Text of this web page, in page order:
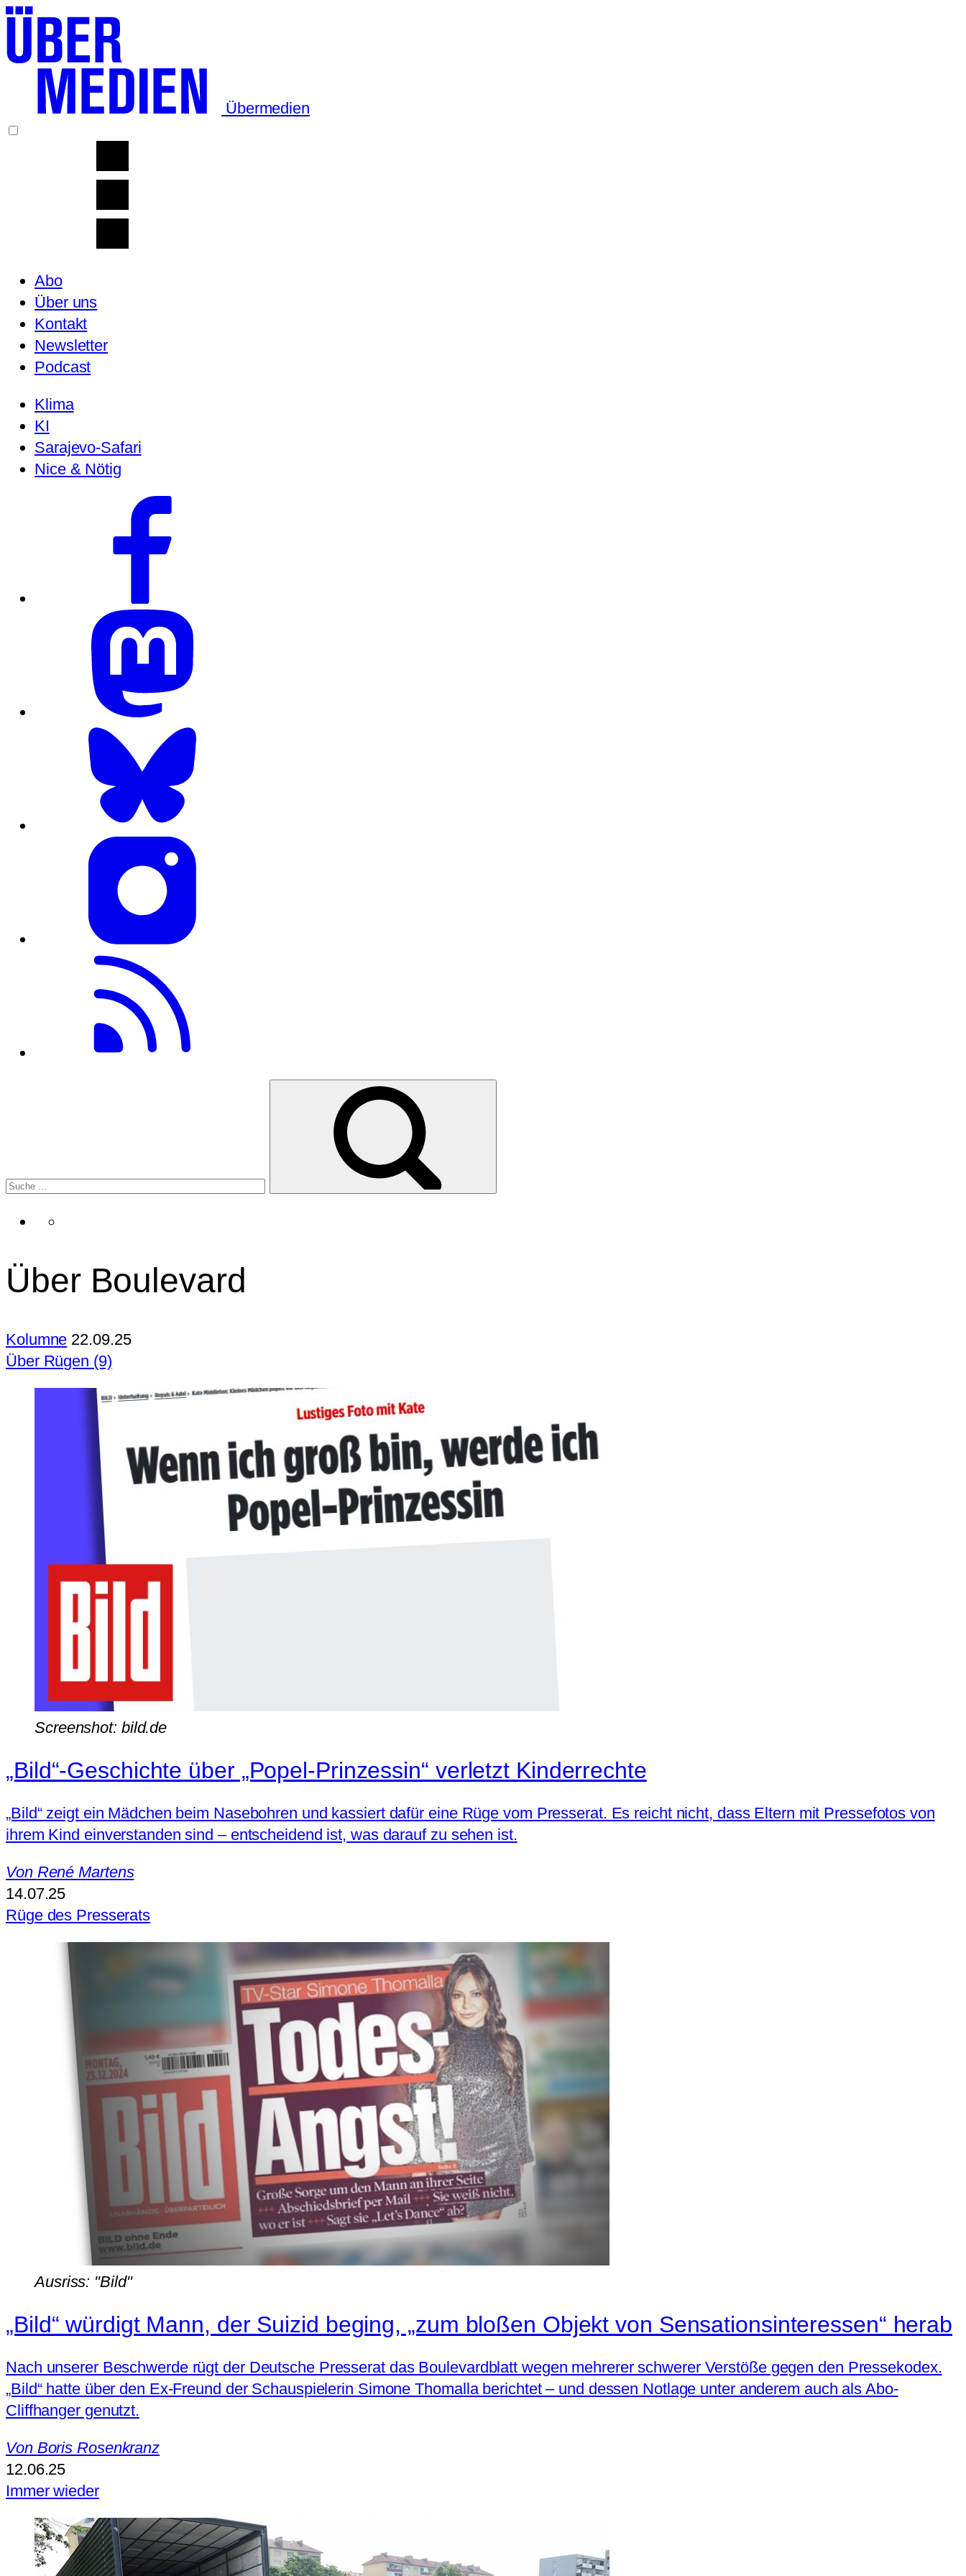
Übermedien
Abo
Über uns
Kontakt
Newsletter
Podcast
Klima
KI
Sarajevo-Safari
Nice & Nötig
Über Boulevard
Kolumne 22.09.25
Über Rügen (9)
Screenshot: bild.de
„Bild“-Geschichte über „Popel-Prinzessin“ verletzt Kinderrechte
„Bild“ zeigt ein Mädchen beim Nasebohren und kassiert dafür eine Rüge vom Presserat. Es reicht nicht, dass Eltern mit Pressefotos von
ihrem Kind einverstanden sind – entscheidend ist, was darauf zu sehen ist.
Von René Martens
14.07.25
Rüge des Presserats
Ausriss: "Bild"
„Bild“ würdigt Mann, der Suizid beging, „zum bloßen Objekt von Sensations­interessen“ herab
Nach unserer Beschwerde rügt der Deutsche Presserat das Boulevardblatt wegen mehrerer schwerer Verstöße gegen den Pressekodex.
„Bild“ hatte über den Ex-Freund der Schauspielerin Simone Thomalla berichtet – und dessen Notlage unter anderem auch als Abo-
Cliffhanger genutzt.
Von Boris Rosenkranz
12.06.25
Immer wieder